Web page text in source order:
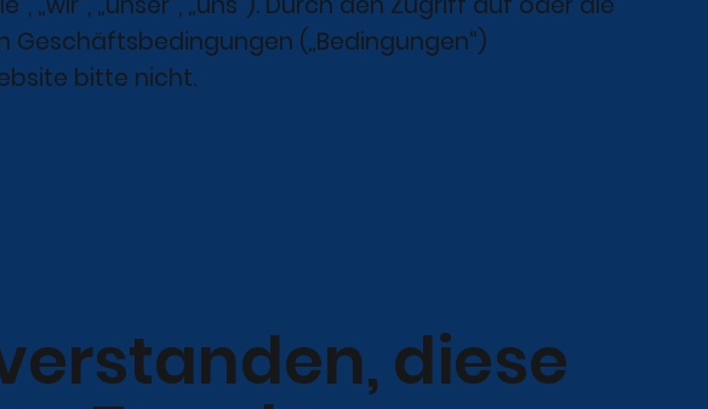
Geschäftsbedingungen („Bedingungen“)
bitte nicht.
diese